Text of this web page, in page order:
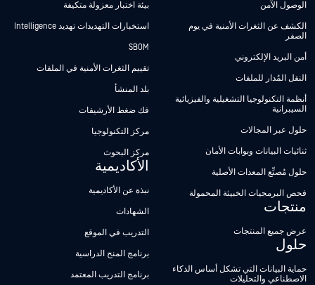
الوصول الآمن
الكشف عن الثغرات الأمنية في يوم
الصفر
أمن البريد الإلكتروني
النقل المُدار للملفات
أنظمة التكنولوجيا التشغيلية والفيزيائية
السيبرانية
حلول عبر المجالات
ثنائيات البيانات وبوابات الأمان
حلول مُصنِّع المعدات الأصلية
فحص البرمجيات الخبيثة المحمولة
منتجات
عرض جميع المنتجات
حلول
حماية البيانات التي تشكل أساس الذكاء
الاصطناعي والتحليلات
بيئة اختبار معزولة متكيفة
استخبارات التهديدات تهديد Intelligence
SBOM
تقييم الثغرات الأمنية في الملفات
بلد المنشأ
فك ضغط الأرشيفات
مركز التكنولوجيا
مركز البحوث
الأكاديمية
نبذة عن الأكاديمية
الشهادات
التدريب في الموقع
برنامج المنح الدراسية
برنامج التدريب المعتمد